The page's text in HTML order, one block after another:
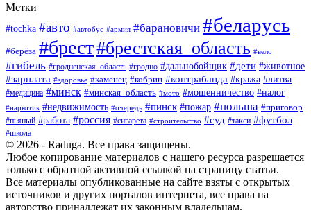
Метки
#tochka #авто #автобус #армия #барановичи #беларусь
#берёза #брест#брестская_область #вело
#гибель #гродненская_область #гродно #дальнобойщик #дети #животное
#зарплата #здоровье #каменец #кобрин #контрабанда #кража #литва
#медицина #минск #минская_область #мото #мошенничество #налог
#наркотик #недвижимость #очередь #пинск #пожар #польша #приговор
#пьяный #работа #россия #сигарета #строительство #суд #такси #футбол
#школа
© 2026 - Raduga. Все права защищены.
Любое копирование материалов с нашего ресурса разрешается
только с обратной активной ссылкой на страницу статьи.
Все материалы опубликованные на сайте взяты с открытых
источников и других порталов интернета, все права на
авторство принадлежат их законным владельцам.